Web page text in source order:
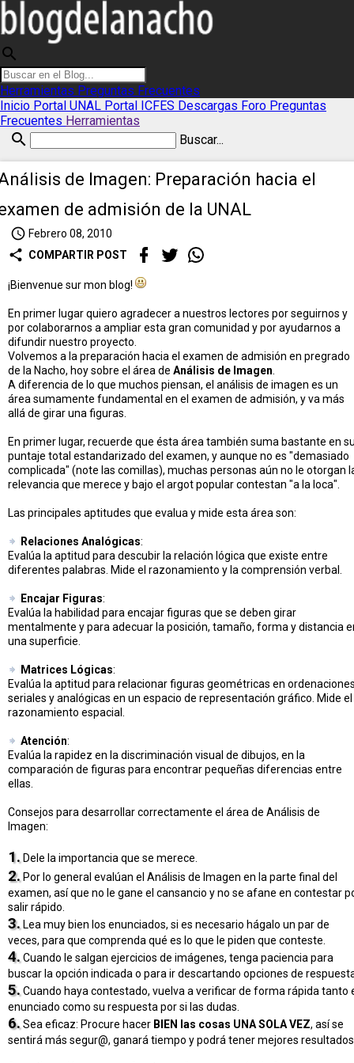
search
Herramientas Preguntas Frecuentes
Inicio Portal UNAL Portal ICFES Descargas Foro Preguntas
Frecuentes Herramientas
search Buscar...
de Imagen: Preparación hacia el
de admisión de la UNAL
access_time Febrero 08, 2010
share COMPARTIR POST
¡Bienvenue sur mon blog!
En primer lugar quiero agradecer a nuestros lectores por seguirnos y
por colaborarnos a ampliar esta gran comunidad y por ayudarnos a
difundir nuestro proyecto.
Volvemos a la preparación hacia el examen de admisión en pregrado
de la Nacho, hoy sobre el área de Análisis de Imagen
A diferencia de lo que muchos piensan, el análisis de imagen es un
área sumamente fundamental en el examen de admisión, y va más
allá de girar una figuras.
En primer lugar, recuerde que ésta área también suma bastante en
puntaje total estandarizado del examen, y aunque no es "demasiado
complicada" (note las comillas), muchas personas aún no le otorgan
relevancia que merece y bajo el argot popular contestan "a la loca".
Las principales aptitudes que evalua y mide esta área son:
Relaciones Analógicas:
Evalúa la aptitud para descubir la relación lógica que existe entre
diferentes palabras. Mide el razonamiento y la comprensión verbal.
Encajar Figuras:
Evalúa la habilidad para encajar figuras que se deben girar
mentalmente y para adecuar la posición, tamaño, forma y distancia
una superficie.
Matrices Lógicas:
Evalúa la aptitud para relacionar figuras geométricas en
seriales y analógicas en un espacio de representación gráfico. Mide el
razonamiento espacial.
Atención:
Evalúa la rapidez en la discriminación visual de dibujos, en la
comparación de figuras para encontrar pequeñas diferencias entre
ellas.
Consejos para desarrollar correctamente el área de Análisis de
Imagen:
1. Dele la importancia que se merece.
2. Por lo general evalúan el Análisis de Imagen en la parte final del
examen, así que no le gane el cansancio y no se afane en contestar
salir rápido.
3. Lea muy bien los enunciados, si es necesario hágalo un par de
veces, para que comprenda qué es lo que le piden que conteste.
4.Cuando le salgan ejercicios de imágenes, tenga paciencia para
buscar la opción indicada o para ir descartando opciones de
5.Cuando haya contestado, vuelva a verificar de forma rápida tanto
enunciado como su respuesta por si las dudas.
6.Sea eficaz: Procure hacer BIEN las cosas UNA SOLA VEZ, así se
sentirá más segur@, ganará tiempo y podrá tener mejores